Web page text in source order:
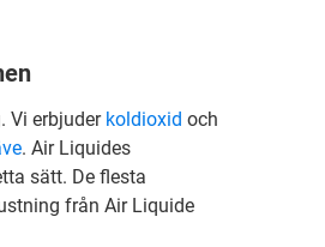
Vi erbjuder koldioxid och
. Air Liquides
sätt. De flesta
från Air Liquide